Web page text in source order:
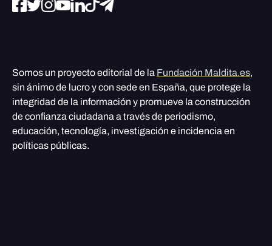
Somos un proyecto editorial de la Fundación Maldita.es,
sin ánimo de lucro y con sede en España, que protege la
integridad de la información y promueve la construcción
de confianza ciudadana a través de periodismo,
educación, tecnología, investigación e incidencia en
políticas públicas.